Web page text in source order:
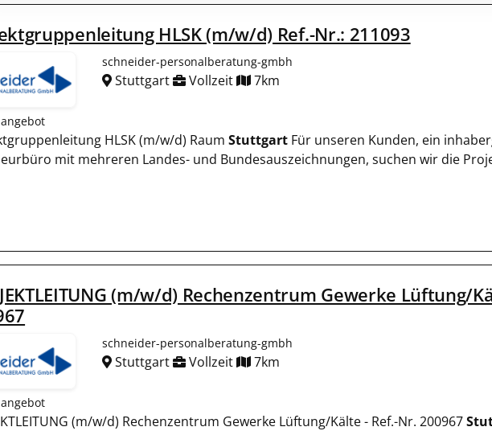
HLSK (m/w/d) Ref.-Nr.: 211093
schneider-personalberatung-gmbh
Stuttgart Vollzeit 7km
HLSK (m/w/d) Raum Stuttgart Für unseren Kunden, ein
mit mehreren Landes- und Bundesauszeichnungen, suchen wir die
(m/w/d) Rechenzentrum Gewerke Lüftung/
schneider-personalberatung-gmbh
Stuttgart Vollzeit 7km
(m/w/d) Rechenzentrum Gewerke Lüftung/Kälte - Ref.-Nr. 200967